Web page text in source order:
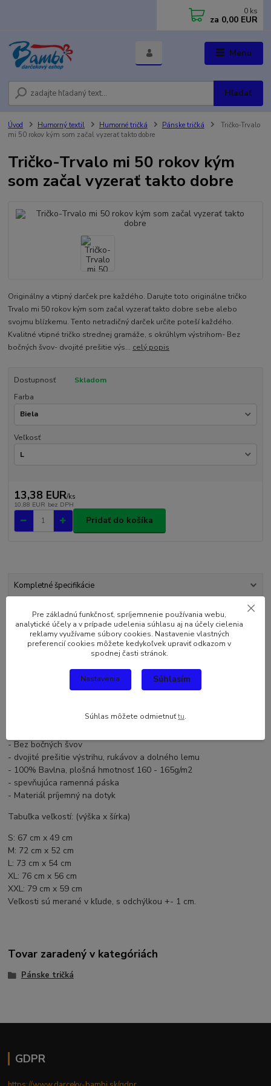
Menu
Hľadať
0 ks
za 0,00 EUR
Úvod Humorný textil Humorné tričká Pánske tričká
Tričko-Trvalo
mi 50 rokov kým som začal vyzerať takto dobre
Tričko-Trvalo mi 50 rokov kým
som začal vyzerať takto dobre
Originálny a vtipný darček pre každého. Darujte toto originálne tričko
Trvalo mi 50 rokov kým som začal vyzerať takto dobre sebe alebo
svojmu blízkemu. Tento netradičný darček určite poteší každého.
Kvalitné vtipné tričko strednej gramáže, s okrúhlym výstrihom- Bez
bočných švov- dvojité prešitie výs... celý popis
Dostupnosť
Skladom
Farba
Veľkosť
13,38 EUR/ks
10,88 EUR bez DPH
Pridať do košíka
Kompletné špecifikácie
Komentáre 0
Kompletné špecifikácie
Originálny a vtipný darček pre každého. Darujte toto originálne
tričko Trvalo mi 50 rokov kým som začal vyzerať takto dobre sebe
- Bez bočných švov
- dvojité prešitie výstrihu, rukávov a dolného lemu
- 100% Bavlna, plošná hmotnosť 160 - 165g/m2
- spevňujúca ramenná páska
- Materiál príjemný na dotyk
Tabuľka veľkostí: (výška x šírka)
S: 67 cm x 49 cm
M: 72 cm x 52 cm
L: 73 cm x 54 cm
XL: 76 cm x 56 cm
XXL: 79 cm x 59 cm
Veľkosti sú merané v kľude, s odchýlkou +- 1 cm.
Tovar zaradený v kategóriách
Pánske tričká
GDPR
Pre základnú funkčnosť, spríjemnenie používania webu,
analytické účely a v prípade udelenia súhlasu aj na účely cielenia
reklamy využívame súbory cookies. Nastavenie vlastných
preferencií cookies môžete kedykoľvek upraviť odkazom v
spodnej časti stránok.
Nastavenia Súhlasím
Súhlas môžete odmietnuťtu.